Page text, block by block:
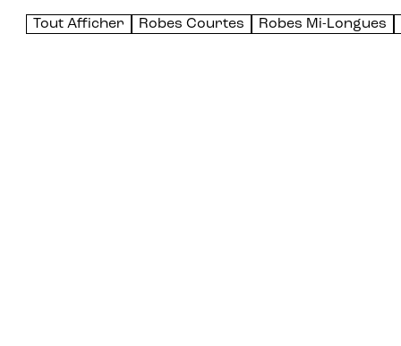
Tout Afficher Robes Courtes Robes Mi-Longues